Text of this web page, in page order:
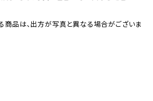
商品は、出方が写真と異なる場合がございま